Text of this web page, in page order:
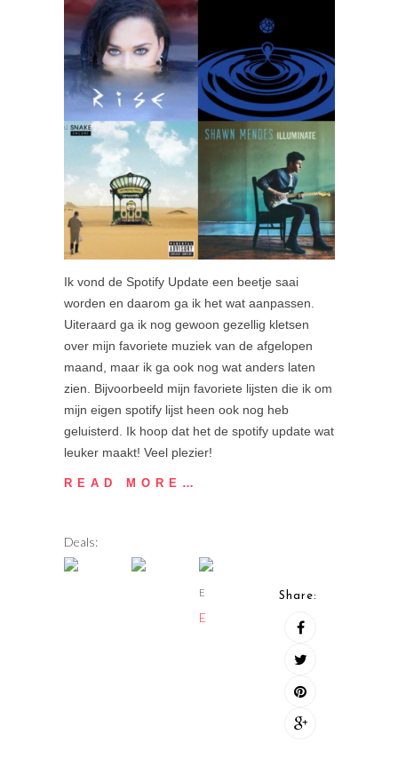
Ik vond de Spotify Update een beetje saai
worden en daarom ga ik het wat aanpassen.
Uiteraard ga ik nog gewoon gezellig kletsen
over mijn favoriete muziek van de afgelopen
maand, maar ik ga ook nog wat anders laten
zien. Bijvoorbeeld mijn favoriete lijsten die ik om
mijn eigen spotify lijst heen ook nog heb
geluisterd. Ik hoop dat het de spotify update wat
leuker maakt! Veel plezier!
READ MORE…
Deals:
E
E
Share: